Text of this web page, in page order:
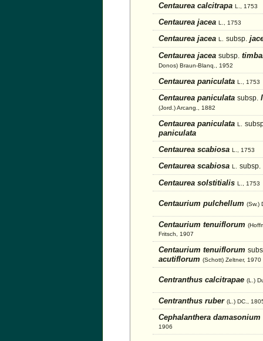
Centaurea calcitrapa L., 1753
Centaurea jacea L., 1753
Centaurea jacea L. subsp.
Centaurea jacea subsp.
Donos) Braun-Blanq., 1952
Centaurea paniculata L., 1753
Centaurea paniculata subsp.
(Jord.) Arcang., 1882
Centaurea paniculata L.
paniculata
Centaurea scabiosa L., 1753
Centaurea scabiosa L. subsp.
Centaurea solstitialis L., 1753
Centaurium pulchellum (Sw.)
Centaurium tenuiflorum
Fritsch, 1907
Centaurium tenuiflorum
acutiflorum (Schott) Zeltner, 1970
Centranthus calcitrapae (L.)
Centranthus ruber (L.) DC.,
Cephalanthera damasonium
1906